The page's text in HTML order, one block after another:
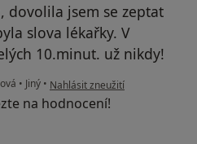
dovolila jsem se zeptat
slova lékařky. V
10.minut. už nikdy!
• Jiný • podle názoru uživatele R.
Nahlásit zneužití
na hodnocení!